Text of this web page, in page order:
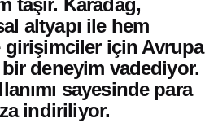
taşır. Karadağ,
altyapı ile hem
girişimciler için Avrupa
deneyim vadediyor.
sayesinde para
indiriliyor.